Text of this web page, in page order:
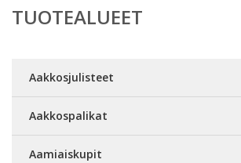
TUOTEALUEET
Aakkosjulisteet
Aakkospalikat
Aamiaiskupit